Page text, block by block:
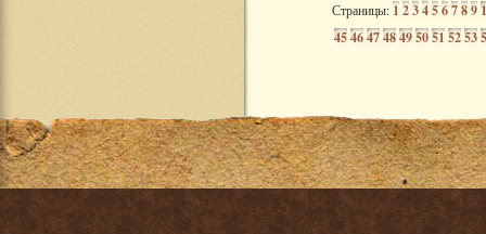
Страницы:1 23456789
454647484950515253